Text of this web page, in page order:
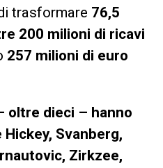
trasformare 76,5
200 milioni di ricavi
257 milioni di euro
oltre dieci – hanno
Svanberg,
Zirkzee,